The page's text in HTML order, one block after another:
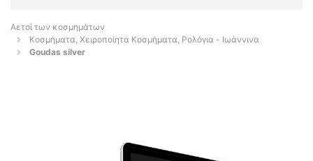
Αετοί των κοσμημάτων
Κοσμήματα, Χειροποίητα Κοσμήματα, Ρολόγια - Ιωάννινα
Goudas silver